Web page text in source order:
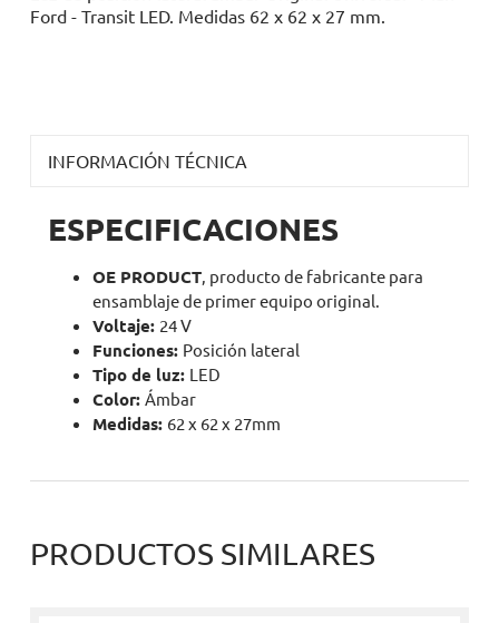
Ford - Transit LED. Medidas 62 x 62 x 27 mm.
INFORMACIÓN TÉCNICA
ESPECIFICACIONES
OE PRODUCT, producto de fabricante para
ensamblaje de primer equipo original.
Voltaje: 24 V
Funciones: Posición lateral
Tipo de luz: LED
Color: Ámbar
Medidas: 62 x 62 x 27mm
PRODUCTOS SIMILARES